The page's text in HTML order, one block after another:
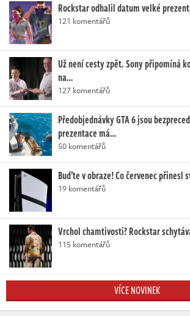
Rockstar odhalil datum velké
121 komentářů
Už není cesty zpět. Sony připomíná
na…
127 komentářů
Předobjednávky GTA 6 jsou
prezentace má…
50 komentářů
Buďte v obraze! Co červenec přinesl
19 komentářů
Vrchol chamtivosti? Rockstar
115 komentářů
VÍCE NOVINEK